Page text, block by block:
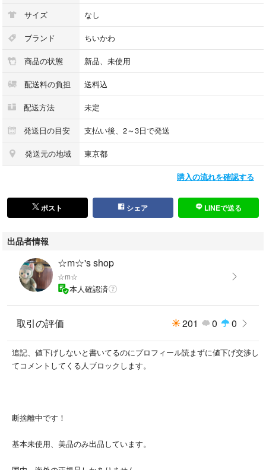
サイズ なし
ブランド ちいかわ
商品の状態 新品、未使用
配送料の負担 送料込
配送方法 未定
発送日の目安 支払い後、2～3日で発送
発送元の地域 東京都
購入の流れを確認する
ポスト シェア LINEで送る
出品者情報
☆m☆'s shop
☆m☆
本人確認済
取引の評価 201 0 0
追記、値下げしないと書いてるのにプロフィール読まずに値下げ交渉し
てコメントしてくる人ブロックします。
断捨離中です！
基本未使用、美品のみ出品しています。